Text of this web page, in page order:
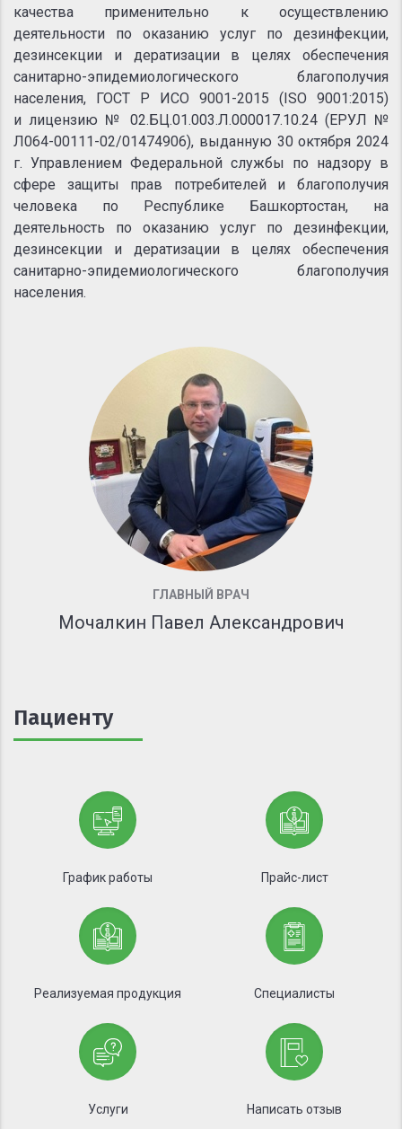
качества применительно к осуществлению
деятельности по оказанию услуг по дезинфекции,
дезинсекции и дератизации в целях обеспечения
санитарно-эпидемиологического благополучия
населения, ГОСТ Р ИСО 9001-2015 (ISO 9001:2015)
и лицензию № 02.БЦ.01.003.Л.000017.10.24 (ЕРУЛ №
Л064-00111-02/01474906), выданную 30 октября 2024
г. Управлением Федеральной службы по надзору в
сфере защиты прав потребителей и благополучия
человека по Республике Башкортостан, на
деятельность по оказанию услуг по дезинфекции,
дезинсекции и дератизации в целях обеспечения
санитарно-эпидемиологического благополучия
населения.
ГЛАВНЫЙ ВРАЧ
Мочалкин Павел Александрович
Пациенту
График работы Прайс-лист
Реализуемая продукция Специалисты
Услуги Написать отзыв